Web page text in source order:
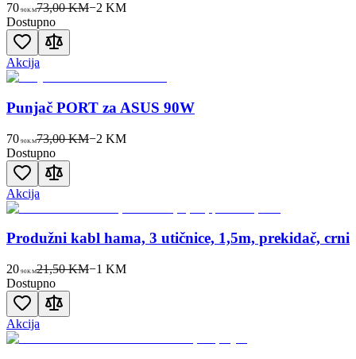
70 90KM73,00 KM−2 KM
Dostupno
Akcija
Punjač PORT za ASUS 90W
70 90KM73,00 KM−2 KM
Dostupno
Akcija
Produžni kabl hama, 3 utičnice, 1,5m, prekidač, crni
20 90KM21,50 KM−1 KM
Dostupno
Akcija